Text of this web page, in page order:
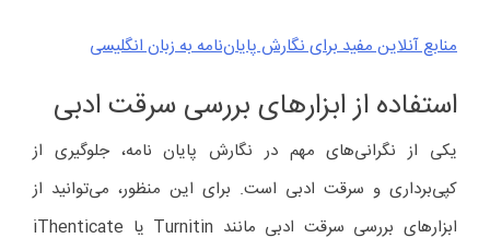
منابع آنلاین مفید برای نگارش پایان‌نامه به زبان انگلیسی
استفاده از ابزارهای بررسی سرقت ادبی
یکی از نگرانی‌های مهم در نگارش پایان نامه، جلوگیری از
کپی‌برداری و سرقت ادبی است. برای این منظور، می‌توانید از
ابزارهای بررسی سرقت ادبی مانند Turnitin یا iThenticate